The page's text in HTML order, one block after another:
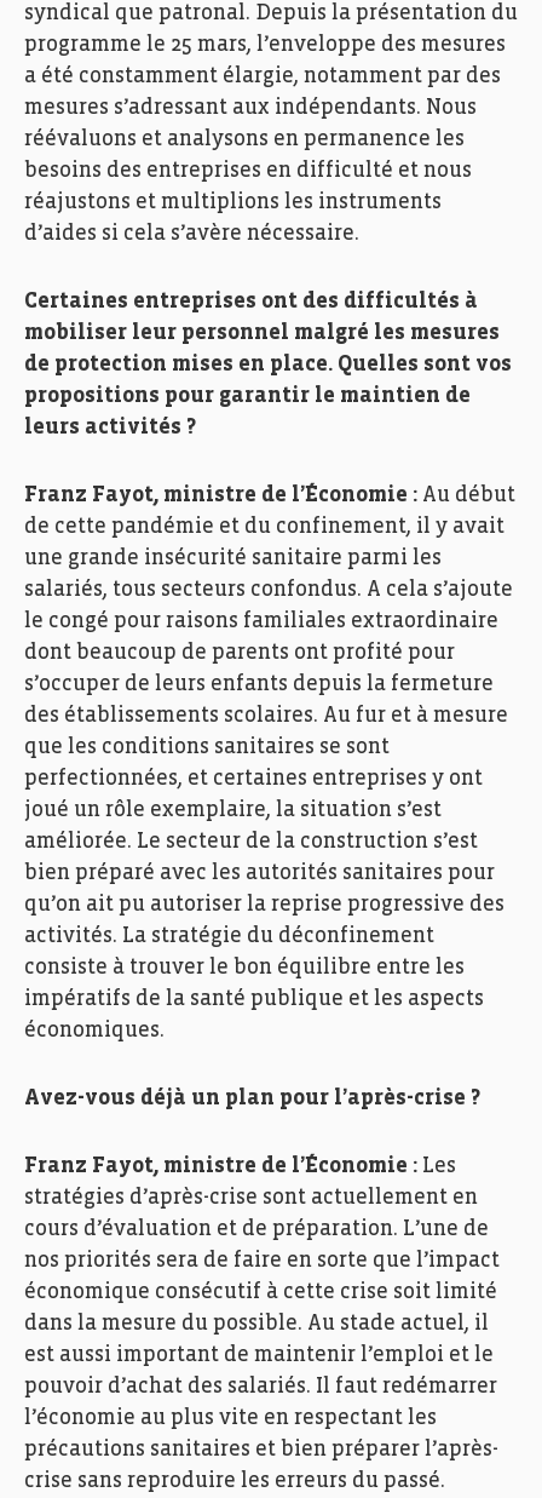
syndical que patronal. Depuis la présentation du
programme le 25 mars, l’enveloppe des mesures
a été constamment élargie, notamment par des
mesures s’adressant aux indépendants. Nous
réévaluons et analysons en permanence les
besoins des entreprises en difficulté et nous
réajustons et multiplions les instruments
d’aides si cela s’avère nécessaire.
Certaines entreprises ont des difficultés à
mobiliser leur personnel malgré les mesures
de protection mises en place. Quelles sont vos
propositions pour garantir le maintien de
leurs activités ?
Franz Fayot, ministre de l’Économie : Au début
de cette pandémie et du confinement, il y avait
une grande insécurité sanitaire parmi les
salariés, tous secteurs confondus. A cela s’ajoute
le congé pour raisons familiales extraordinaire
dont beaucoup de parents ont profité pour
s’occuper de leurs enfants depuis la fermeture
des établissements scolaires. Au fur et à mesure
que les conditions sanitaires se sont
perfectionnées, et certaines entreprises y ont
joué un rôle exemplaire, la situation s’est
améliorée. Le secteur de la construction s’est
bien préparé avec les autorités sanitaires pour
qu’on ait pu autoriser la reprise progressive des
activités. La stratégie du déconfinement
consiste à trouver le bon équilibre entre les
impératifs de la santé publique et les aspects
économiques.
Avez-vous déjà un plan pour l’après-crise ?
Franz Fayot, ministre de l’Économie : Les
stratégies d’après-crise sont actuellement en
cours d’évaluation et de préparation. L’une de
nos priorités sera de faire en sorte que l’impact
économique consécutif à cette crise soit limité
dans la mesure du possible. Au stade actuel, il
est aussi important de maintenir l’emploi et le
pouvoir d’achat des salariés. Il faut redémarrer
l’économie au plus vite en respectant les
précautions sanitaires et bien préparer l’après-
crise sans reproduire les erreurs du passé.